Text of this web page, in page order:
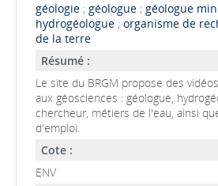
géologie; géologue; géologue
hydrogéologue; organisme de
de la terre
Résumé :
Le site du BRGM propose des
aux géosciences : géologue,
chercheur, métiers de l'eau, ainsi
d'emploi.
Cote :
ENV